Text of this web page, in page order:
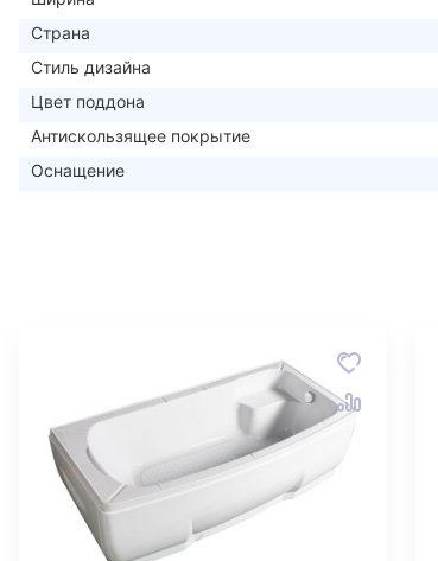
Страна
Стиль дизайна
Цвет поддона
Антискользящее покрытие
Оснащение